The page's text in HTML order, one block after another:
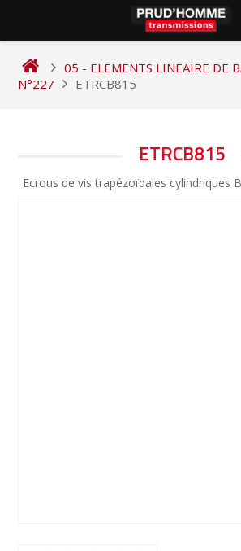
content
05 - ELEMENTS LINEAIRE DE
N°227
ETRCB815
ETRCB815
Ecrous de vis trapézoïdales cylindriques
DE